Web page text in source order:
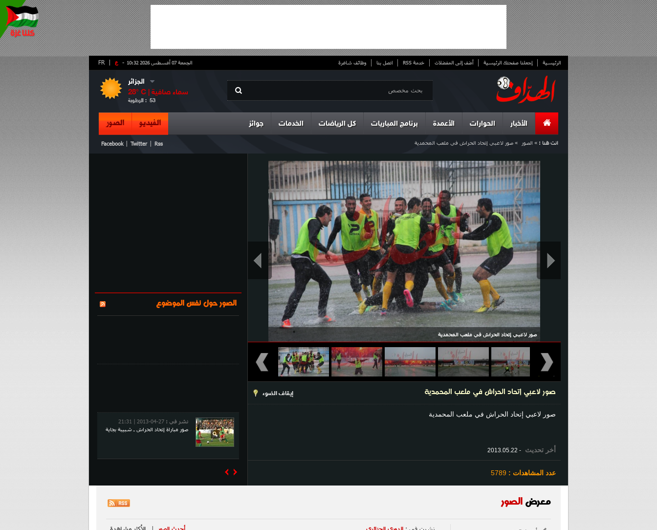
- ع FR الرئيسية إجعلنا صفحتك الرئيسية أضف إلى المفضلات خدمة RSS اتصل بنا وظائف شاغرة الجمعة 07 أغسطس 2026 10:32
الجزائر
28° C | سماء صافية
الرطوبة : 53
الأخبار الحوارات الأعمدة برنامج المباريات كل الرياضات الخدمات جوائز الفيديو الصور
انت هنا : » الصور » صور لاعبي إتحاد الحراش في ملعب المحمدية Facebook Twitter Rss
صور لاعبي إتحاد الحراش في ملعب المحمدية
صور لاعبي إتحاد الحراش في ملعب المحمدية إيقاف الضوء
صور لاعبي إتحاد الحراش في ملعب المحمدية
أخر تحديث - 2013.05.22
عدد المشاهدات :
الصور حول نفس الموضوع
نشر في :
صور مباراة إتحاد الحراش ـ شبيبة بجاية
معرض الصور
نشرت في : الدوري الجزائري أحدث الصور | الأكثر مشاهدة